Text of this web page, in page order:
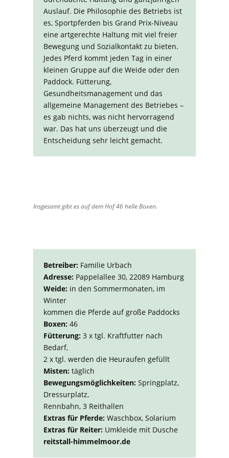
Auslauf. Die Philosophie des Betriebs ist
es, Sportpferden bis Grand Prix-Niveau
eine artgerechte Haltung mit viel freier
Bewegung und Sozialkontakt zu bieten.
Jedes Pferd kommt jeden Tag in einer
kleinen Gruppe auf die Weide oder den
Paddock. Fütterung,
Gesundheitsmanagement und das
allgemeine Management des Betriebes –
es gab nichts, was nicht hervorragend
war. Das hat uns überzeugt und die
Entscheidung sehr leicht gemacht.
Insgesamt gibt es auf dem Hof 46 helle Boxen.
Betreiber:Familie Urbach
Adresse:Pappelallee 30, 22089 Hamburg
Weide:in den Sommermonaten, im
Winter
kommen die Pferde auf große Paddocks
Boxen:46
Fütterung:3 x tgl. Kraftfutter nach
Bedarf,
2 x tgl. werden die Heuraufen gefüllt
Misten:täglich
Bewegungsmöglichkeiten:Springplatz,
Dressurplatz,
Rennbahn, 3 Reithallen
Extras für Pferde:Waschbox, Solarium
Extras für Reiter:Umkleide mit Dusche
reitstall-himmelmoor.de